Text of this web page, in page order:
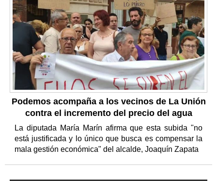
Podemos acompaña a los vecinos de La Unión
contra el incremento del precio del agua
La diputada María Marín afirma que esta subida "no
está justificada y lo único que busca es compensar la
mala gestión económica" del alcalde, Joaquín Zapata